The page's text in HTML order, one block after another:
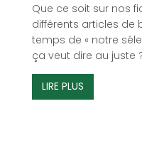
Que ce soit sur nos
différents articles de
temps de « notre
ça veut dire au juste
LIRE PLUS